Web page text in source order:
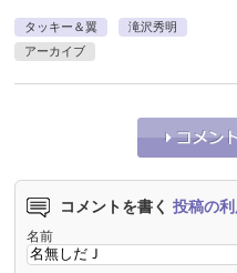
タッキー＆翼
滝沢秀明
アーカイブ
コメントを書く 投稿の
名前